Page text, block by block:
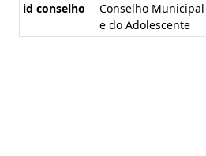
id conselho
Conselho
e do Adolescente